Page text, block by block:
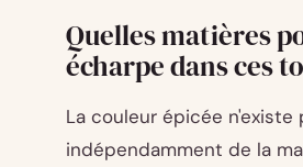
Quelles matières
écharpe dans ces
La couleur épicée n'existe
indépendamment de la